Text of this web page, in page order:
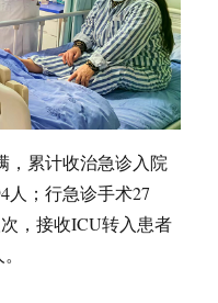
，累计收治急诊入院
人；行急诊手术27
，接收ICU转入患者